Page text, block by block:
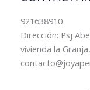
921638910
Dirección: Psj
vivienda la